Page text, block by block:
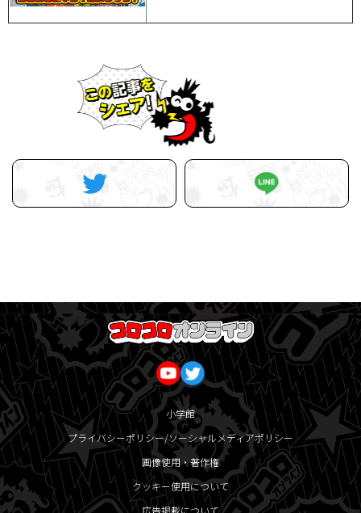
小学館
プライバシーポリシー/ソーシャルメディアポリシー
画像使用・著作権
クッキー使用について
広告掲載について